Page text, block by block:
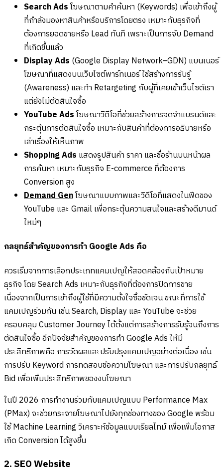
Search Adsโฆษณาตามคำค้นหา (Keywords) เพื่อเข้าถึงผู้
ที่กำลังมองหาสินค้าหรือบริการโดยตรง เหมาะกับธุรกิจที่
ต้องการยอดขายหรือ Lead ทันที เพราะเป็นการจับ Demand
ที่เกิดขึ้นแล้ว
Display Ads (Google Display Network–GDN) แบนเนอร์
โฆษณาที่แสดงบนเว็บไซต์พาร์ทเนอร์ ใช้สร้างการรับรู้
(Awareness) และทำ Retargeting กับผู้ที่เคยเข้าเว็บไซต์เรา
แต่ยังไม่ตัดสินใจซื้อ
YouTube Adsโฆษณาวิดีโอที่ช่วยสร้างการจดจำแบรนด์และ
กระตุ้นการตัดสินใจซื้อ เหมาะกับสินค้าที่ต้องการอธิบายหรือ
เล่าเรื่องให้เห็นภาพ
Shopping Ads แสดงรูปสินค้า ราคา และชื่อร้านบนหน้าผล
การค้นหา เหมาะกับธุรกิจ E-commerce ที่ต้องการ
Conversion สูง
Demand Genโฆษณาแบบภาพและวิดีโอที่แสดงในฟีดของ
YouTube และ Gmail เพื่อกระตุ้นความสนใจและสร้างดีมานด์
ใหม่ๆ
กลยุทธ์สำคัญของการทำ Google Ads คือ
ควรเริ่มจากการเลือกประเภทแคมเปญให้สอดคล้องกับเป้าหมาย
ธุรกิจ โดย Search Ads เหมาะกับธุรกิจที่ต้องการปิดการขาย
เนื่องจากเป็นการเข้าถึงผู้ใช้ที่มีความตั้งใจซื้อชัดเจน ขณะที่การใช้
แคมเปญร่วมกัน เช่น Search, Display และ YouTube จะช่วย
ครอบคลุม Customer Journey ได้ตั้งแต่การสร้างการรับรู้จนถึงการ
ตัดสินใจซื้อ อีกปัจจัยสำคัญของการทำ Google Ads ให้มี
ประสิทธิภาพคือ การวัดผลและปรับปรุงแคมเปญอย่างต่อเนื่อง เช่น
การปรับ Keyword การทดสอบข้อความโฆษณา และการปรับกลยุทธ์
Bid เพื่อเพิ่มประสิทธิภาพของงบโฆษณา
ในปี 2026 การทำงานร่วมกับแคมเปญแบบ Performance Max
(PMax) จะช่วยกระจายโฆษณาไปยังทุกช่องทางของ Google พร้อม
ใช้ Machine Learning วิเคราะห์ข้อมูลแบบเรียลไทม์ เพื่อเพิ่มโอกาส
เกิด Conversion ได้สูงขึ้น
2. SEO Website